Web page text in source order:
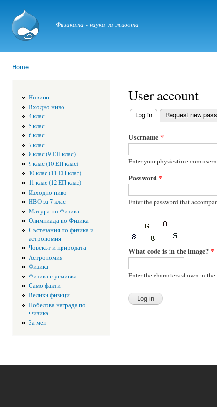
physicstime.com
Физиката - наука за живота
Home
Новини
Входно ниво
4 клас
5 клас
6 клас
7 клас
8 клас (9 ЕП клас)
9 клас (10 ЕП клас)
10 клас (11 ЕП клас)
11 клас (12 ЕП клас)
Изходно ниво
HBO за 7 клас
Матура по Физика
Олимпиада по Физика
Състезания по физика и
астрономия
Човекът и природата
Астрономия
Физика
Физика с усмивка
Само факти
Велики физици
Нобелова награда по
Физика
За мен
User account
Primary tabs
Log in(active tab)
Request new
Username *
Enter your physicstime.com
Password *
Enter the password that
What code is in the image? *
Enter the characters shown in the